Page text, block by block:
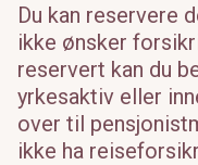
Du kan reservere
ikke ønsker
reservert kan du
yrkesaktiv eller
over til
ikke ha